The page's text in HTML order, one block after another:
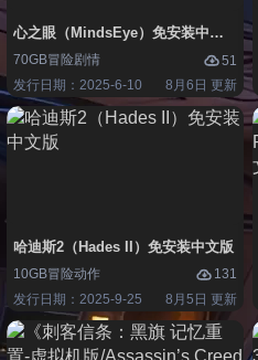
心之眼（MindsEye）免安装中文版
70GB冒险剧情
51
发行日期：2025-6-10
8月6日 更新
哈迪斯2（Hades II）免安装中文版
10GB冒险动作
131
发行日期：2025-9-25
8月5日 更新